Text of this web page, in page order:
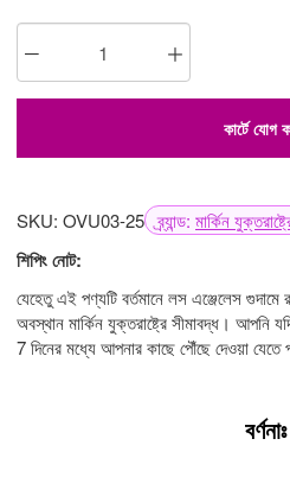
কার্টে যোগ
SKU: OVU03-25 ব্র্যান্ড: মার্কিন
শিপিং নোট:
যেহেতু এই পণ্যটি বর্তমানে লস এঞ্জেলেস গুদামে
অবস্থান মার্কিন যুক্তরাষ্ট্রে সীমাবদ্ধ। আপনি
7 দিনের মধ্যে আপনার কাছে পৌঁছে দেওয়া যেতে
বর্ণনাঃ